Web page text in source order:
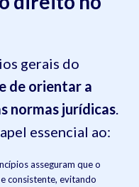
gerais do
de orientar a
normas jurídicas
essencial ao:
asseguram que o
consistente, evitando